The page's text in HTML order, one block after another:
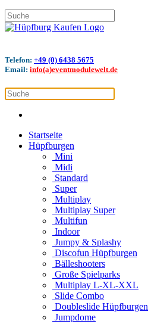
Telefon: +49 (0) 6438 5675
Email: info(a)eventmodulewelt.de
Startseite
Hüpfburgen
Mini
Midi
Standard
Super
Multiplay
Multiplay Super
Multifun
Indoor
Jumpy & Splashy
Discofun Hüpfburgen
Bälleshooters
Große Spielparks
Multiplay L-XL-XXL
Slide Combo
Doubleslide Hüpfburgen
Jumpdome